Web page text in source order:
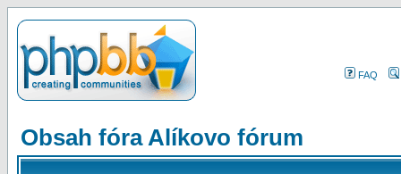
FAQ
Obsah fóra Alíkovo fórum